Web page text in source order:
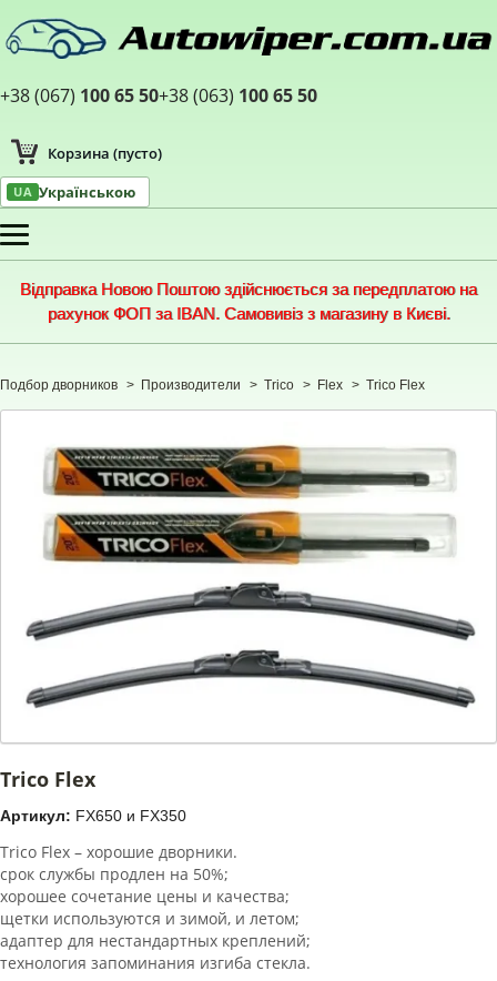
+38 (067) 100 65 50+38 (063) 100 65 50
Корзина (пусто)
UA Українською
Меню
Відправка Новою Поштою здійснюється за передплатою на
рахунок ФОП за IBAN. Самовивіз з магазину в Києві.
Подбор дворников > Производители > Trico > Flex > Trico Flex
Trico Flex
Артикул: FX650 и FX350
Trico Flex – хорошие дворники.
срок службы продлен на 50%;
хорошее сочетание цены и качества;
щетки используются и зимой, и летом;
адаптер для нестандартных креплений;
технология запоминания изгиба стекла.